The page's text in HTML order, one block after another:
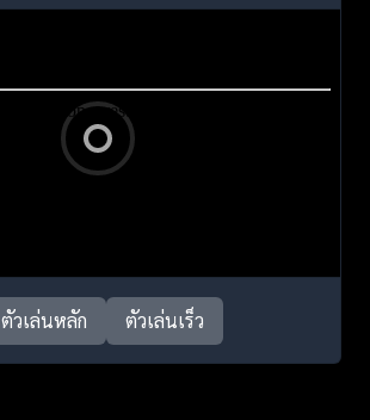
ตัวเล่นหลัก ตัวเล่นเร็ว